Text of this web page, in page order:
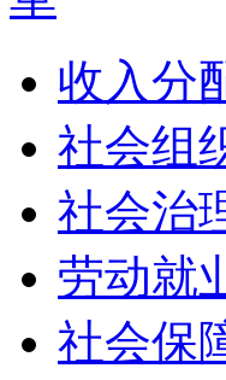
收入分
社会组
社会治
劳动就
社会保